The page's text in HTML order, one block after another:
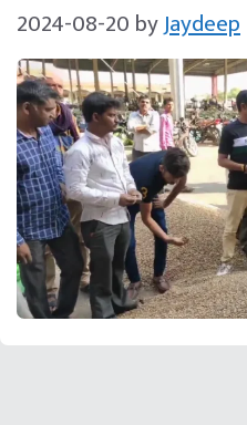
2024-08-20 byJaydeep